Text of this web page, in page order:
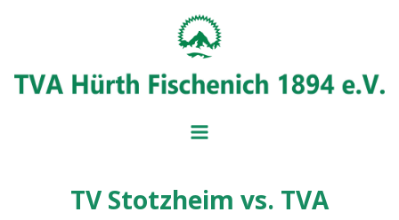
BALL- UND
TV Stotzheim vs. TVA